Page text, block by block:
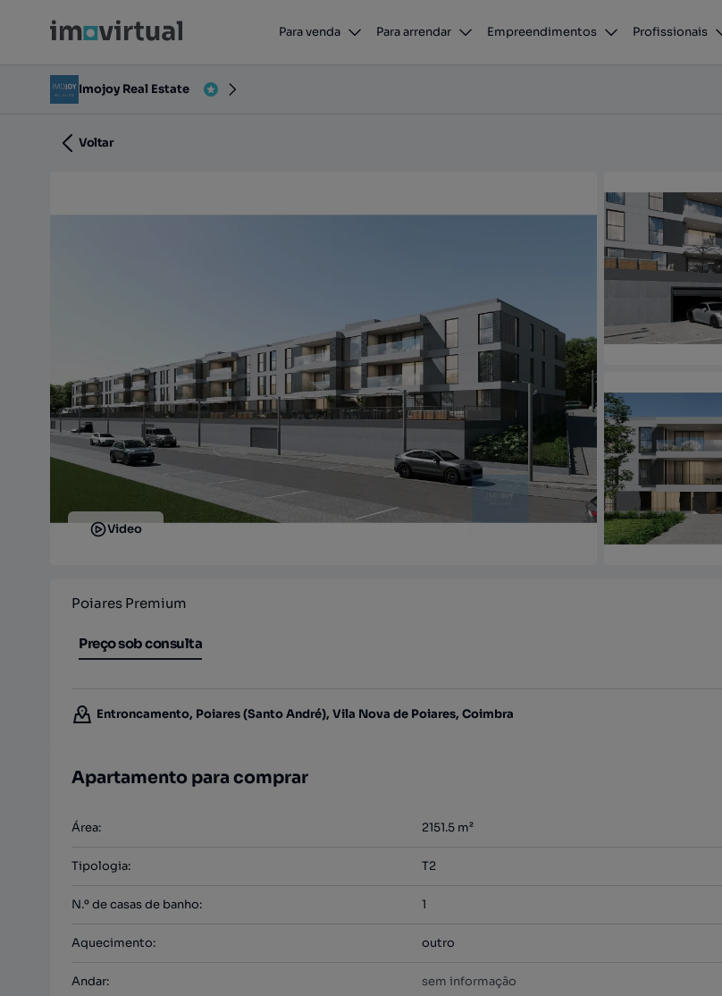
Para venda Para arrendar Empreendimentos Profissionais
Poiares Premium
Entroncamento, Poiares (Santo André), Vila Nova de Poiares, Coimbra
Imojoy Real Estate
Voltar
Video
Poiares Premium
Preço sob consulta
Entroncamento, Poiares (Santo André), Vila Nova de Poiares, Coimbra
Apartamento para comprar
Área: 2151.5 m²
Tipologia: T2
N.º de casas de banho: 1
Aquecimento: outro
Andar: sem informação